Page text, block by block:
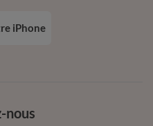
nous
iPhone